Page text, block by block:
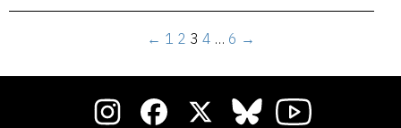
← 1 2 3 4 … 6 →